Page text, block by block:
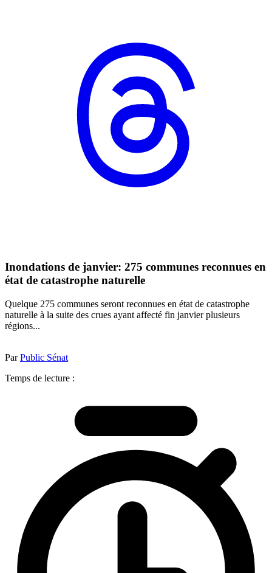
Inondations de janvier: 275 communes reconnues en
état de catastrophe naturelle
Quelque 275 communes seront reconnues en état de catastrophe
naturelle à la suite des crues ayant affecté fin janvier plusieurs
régions...
ParPublic Sénat
Temps de lecture :